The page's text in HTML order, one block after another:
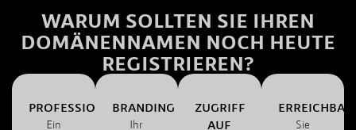
WARUM SOLLTEN SIE IHREN
DOMÄNENNAMEN NOCH HEUTE
REGISTRIEREN?
PROFESSIONALITÄT
Ein
BRANDING
Ihr
ZUGRIFF
AUF
Sie